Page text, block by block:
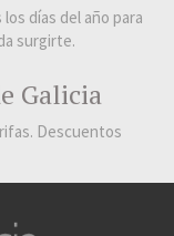
días del año para
surgirte.
Galicia
Descuentos